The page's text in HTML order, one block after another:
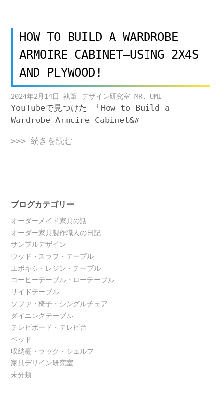
HOW TO BUILD A WARDROBE
ARMOIRE CABINET–USING 2X4S
AND PLYWOOD!
2024年2月14日 デザイン研究室 MR. UMI
YouTubeで見つけた 「How to Build a
Wardrobe Armoire Cabinet&#
>>> 続きを読む
ブログカテゴリー
オーダーメイド家具の話
オーダー家具製作職人の日記
サンプルデザイン
ウッド・スラブ・テーブル
エポキシ・レジン・テーブル
コーヒーテーブル・ローテーブル
サイドテーブル
ソファ・椅子・シングルチェア
ダイニングテーブル
テレビボード・テレビ台
ベッド
収納棚・ラック・シェルフ
家具デザイン研究室
未分類